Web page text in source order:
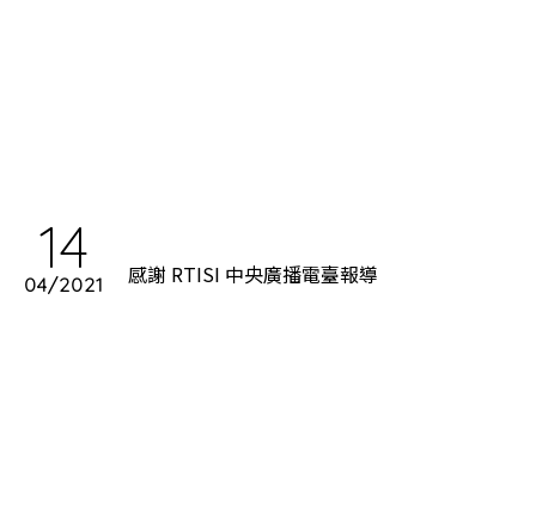
14
04/2021 感謝 RTISI 中央廣播電臺報導